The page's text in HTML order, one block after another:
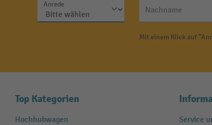
Anrede
Nachname
Mit einem Klick auf
Top Kategorien
Hochhubwagen
Service